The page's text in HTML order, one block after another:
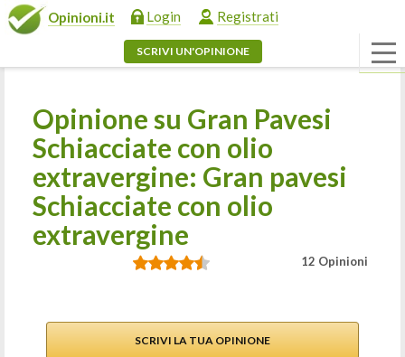
Opinioni.it Login Registrati
SCRIVI UN'OPINIONE
Opinione su Gran Pavesi
Schiacciate con olio
extravergine: Gran pavesi
Schiacciate con olio
extravergine
12 Opinioni
SCRIVI LA TUA OPINIONE